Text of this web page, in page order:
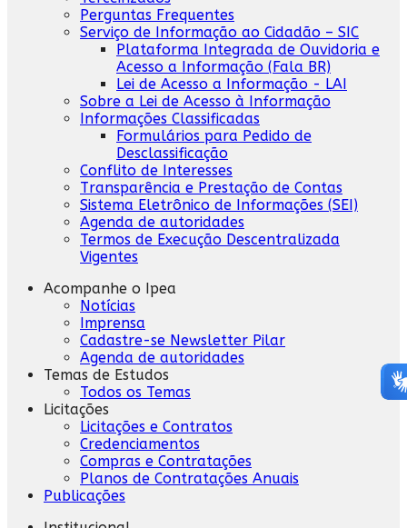
Perguntas Frequentes
Serviço de Informação ao Cidadão – SIC
Plataforma Integrada de Ouvidoria e
Acesso a Informação (Fala BR)
Lei de Acesso a Informação - LAI
Sobre a Lei de Acesso à Informação
Informações Classificadas
Formulários para Pedido de
Desclassificação
Conflito de Interesses
Transparência e Prestação de Contas
Sistema Eletrônico de Informações (SEI)
Agenda de autoridades
Termos de Execução Descentralizada
Vigentes
Acompanhe o Ipea
Notícias
Imprensa
Cadastre-se Newsletter Pilar
Agenda de autoridades
Temas de Estudos
Todos os Temas
Licitações
Licitações e Contratos
Credenciamentos
Compras e Contratações
Planos de Contratações Anuais
Publicações